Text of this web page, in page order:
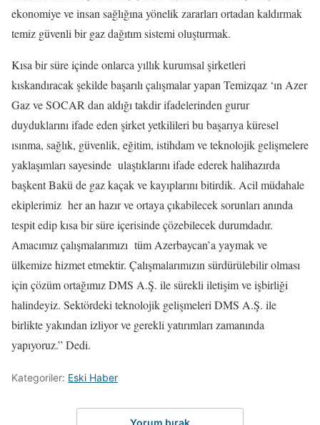
ekonomiye ve insan sağlığına yönelik zararları ortadan kaldırmak
temiz güvenli bir gaz dağıtım sistemi oluşturmak.
Kısa bir süre içinde onlarca yıllık kurumsal şirketleri
kıskandıracak şekilde başarılı çalışmalar yapan Temizqaz ‘ın Azer
Gaz ve SOCAR dan aldığı takdir ifadelerinden gurur
duyduklarını ifade eden şirket yetkilileri bu başarıya küresel
ısınma, sağlık, güvenlik, eğitim, istihdam ve teknolojik gelişmelere
yaklaşımları sayesinde ulaştıklarını ifade ederek halihazırda
başkent Bakü de gaz kaçak ve kayıplarını bitirdik. Acil müdahale
ekiplerimiz her an hazır ve ortaya çıkabilecek sorunları anında
tespit edip kısa bir süre içerisinde çözebilecek durumdadır.
Amacımız çalışmalarımızı tüm Azerbaycan’a yaymak ve
ülkemize hizmet etmektir. Çalışmalarımızın sürdürülebilir olması
için çözüm ortağımız DMS A.Ş. ile sürekli iletişim ve işbirliği
halindeyiz. Sektördeki teknolojik gelişmeleri DMS A.Ş. ile
birlikte yakından izliyor ve gerekli yatırımları zamanında
yapıyoruz.” Dedi.
Kategoriler: Eski Haber
Yorum bırak